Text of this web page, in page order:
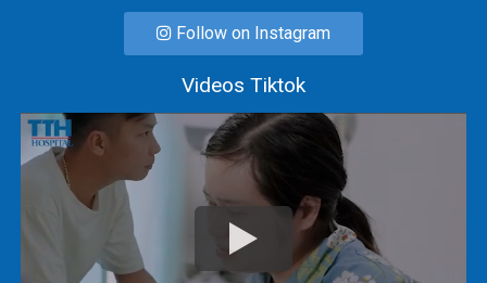
Follow on Instagram
Videos Tiktok